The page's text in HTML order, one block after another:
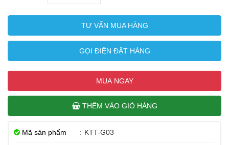
TƯ VẤN MUA HÀNG
GỌI ĐIỆN ĐẶT HÀNG
MUA NGAY
THÊM VÀO GIỎ HÀNG
Mã sản phẩm : KTT-G03